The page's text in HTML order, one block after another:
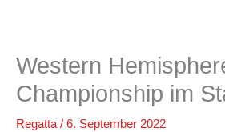
Western
Championship im
Regatta/ 6. September 2022